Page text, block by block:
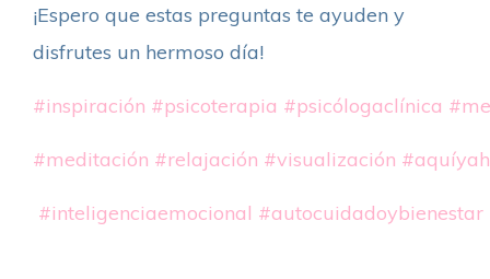
¡Espero que estas preguntas te ayuden y
disfrutes un hermoso día!
#inspiración #psicoterapia #psicólogaclínica
#meditación #relajación #visualización
#inteligenciaemocional #autocuidadoybienestar